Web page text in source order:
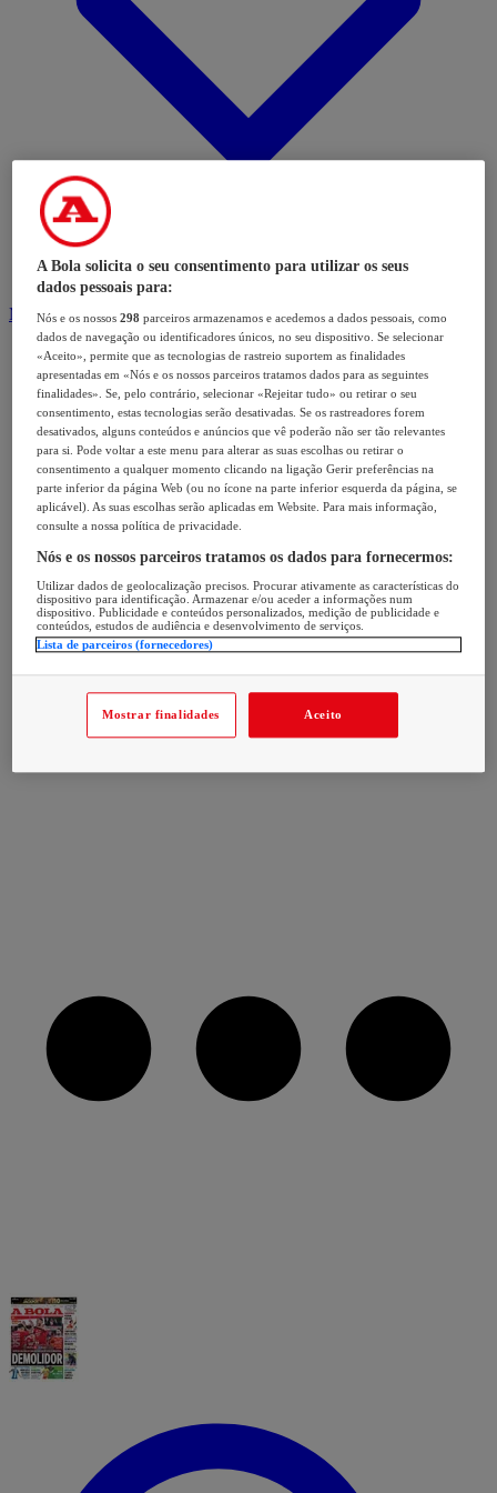
Modalidades
A Bola solicita o seu consentimento para utilizar os seus
dados pessoais para:
Nós e os nossos298 parceiros armazenamos e acedemos a dados pessoais, como
dados de navegação ou identificadores únicos, no seu dispositivo. Se selecionar
«Aceito», permite que as tecnologias de rastreio suportem as finalidades
apresentadas em «Nós e os nossos parceiros tratamos dados para as seguintes
finalidades». Se, pelo contrário, selecionar «Rejeitar tudo» ou retirar o seu
consentimento, estas tecnologias serão desativadas. Se os rastreadores forem
desativados, alguns conteúdos e anúncios que vê poderão não ser tão relevantes
para si. Pode voltar a este menu para alterar as suas escolhas ou retirar o
consentimento a qualquer momento clicando na ligação Gerir preferências na
parte inferior da página Web (ou no ícone na parte inferior esquerda da página, se
aplicável). As suas escolhas serão aplicadas em Website. Para mais informação,
consulte a nossa política de privacidade.
Nós e os nossos parceiros tratamos os dados para fornecermos:
Utilizar dados de geolocalização precisos. Procurar ativamente as características do
dispositivo para identificação. Armazenar e/ou aceder a informações num
dispositivo. Publicidade e conteúdos personalizados, medição de publicidade e
conteúdos, estudos de audiência e desenvolvimento de serviços.
Lista de parceiros (fornecedores)
Mostrar finalidades Aceito